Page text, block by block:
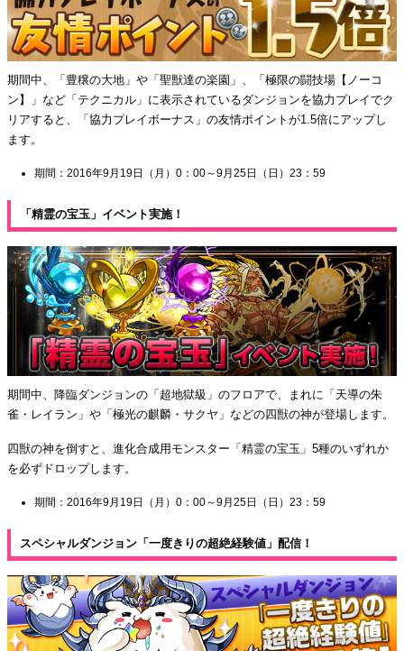
期間中、「豊穣の大地」や「聖獣達の楽園」、「極限の闘技場【ノーコ
ン】」など「テクニカル」に表示されているダンジョンを協力プレイでク
リアすると、「協力プレイボーナス」の友情ポイントが1.5倍にアップし
ます。
期間：2016年9月19日（月）0：00～9月25日（日）23：59
「精霊の宝玉」イベント実施！
期間中、降臨ダンジョンの「超地獄級」のフロアで、まれに「天導の朱
雀・レイラン」や「極光の麒麟・サクヤ」などの四獣の神が登場します。
四獣の神を倒すと、進化合成用モンスター「精霊の宝玉」5種のいずれか
を必ずドロップします。
期間：2016年9月19日（月）0：00～9月25日（日）23：59
スペシャルダンジョン「一度きりの超絶経験値」配信！